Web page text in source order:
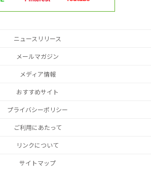
ニュースリリース
メールマガジン
メディア情報
おすすめサイト
プライバシーポリシー
ご利用にあたって
リンクについて
サイトマップ